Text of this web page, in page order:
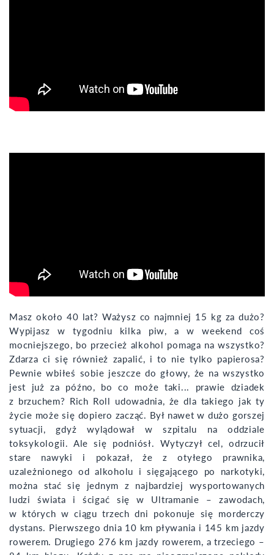
Masz około 40 lat? Ważysz co najmniej 15 kg za dużo?
Wypijasz w tygodniu kilka piw, a w weekend coś
mocniejszego, bo przecież alkohol pomaga na wszystko?
Zdarza ci się również zapalić, i to nie tylko papierosa?
Pewnie wbiłeś sobie jeszcze do głowy, że na wszystko
jest już za późno, bo co może taki... prawie dziadek
z brzuchem? Rich Roll udowadnia, że dla takiego jak ty
życie może się dopiero zacząć. Był nawet w dużo gorszej
sytuacji, gdyż wylądował w szpitalu na oddziale
toksykologii. Ale się podniósł. Wytyczył cel, odrzucił
stare nawyki i pokazał, że z otyłego prawnika,
uzależnionego od alkoholu i sięgającego po narkotyki,
można stać się jednym z najbardziej wysportowanych
ludzi świata i ścigać się w Ultramanie – zawodach,
w których w ciągu trzech dni pokonuje się morderczy
dystans. Pierwszego dnia 10 km pływania i 145 km jazdy
rowerem. Drugiego 276 km jazdy rowerem, a trzeciego –